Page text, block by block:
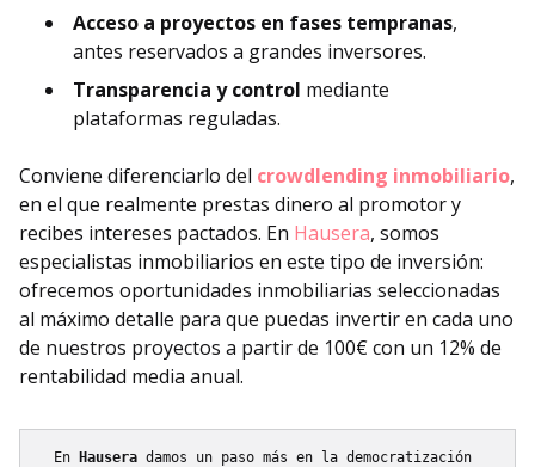
Acceso a proyectos en fases tempranas,
antes reservados a grandes inversores.
Transparencia y control mediante
plataformas reguladas.
Conviene diferenciarlo del crowdlending inmobiliario,
en el que realmente prestas dinero al promotor y
recibes intereses pactados. En Hausera, somos
especialistas inmobiliarios en este tipo de inversión:
ofrecemos oportunidades inmobiliarias seleccionadas
al máximo detalle para que puedas invertir en cada uno
de nuestros proyectos a partir de 100€ con un 12% de
rentabilidad media anual.
En Hausera damos un paso más en la democratización